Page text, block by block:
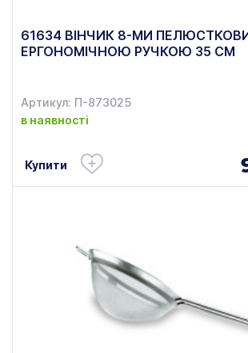
61634 ВІНЧИК 8-МИ
ЕРГОНОМІЧНОЮ РУЧКОЮ 35 СМ
Артикул: П-873025
в наявності
Купити